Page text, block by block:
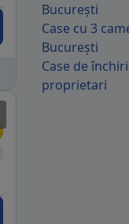
București
Case cu 3
București
Case de
proprietari